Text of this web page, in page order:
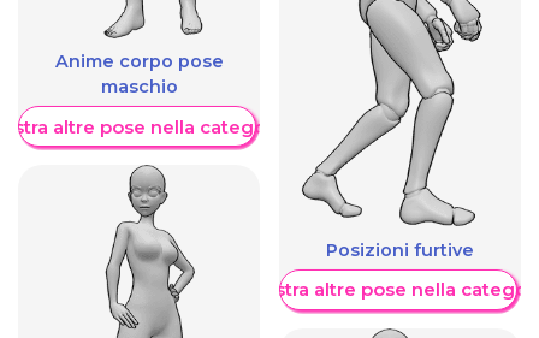
Anime corpo pose
maschio
altre pose nella categoria
Posizioni furtive
Mostra altre pose nella